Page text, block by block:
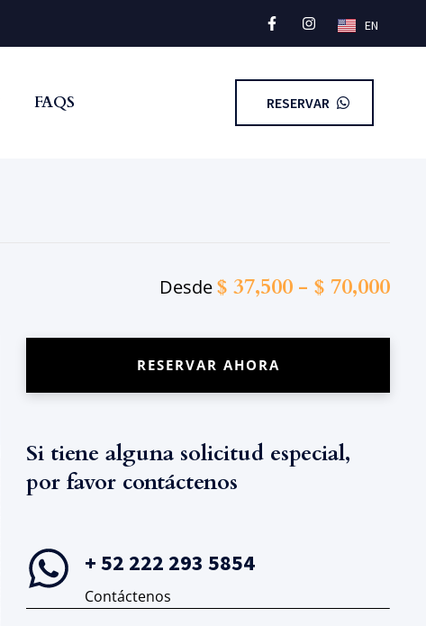
EN
FAQS RESERVAR
Desde$ 37,500- $ 70,000
RESERVAR AHORA
Si tiene alguna solicitud especial,
por favor contáctenos
+ 52 222 293 5854
Contáctenos